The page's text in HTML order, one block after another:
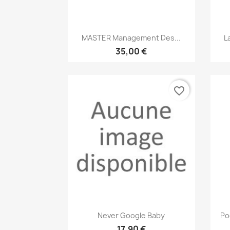
Aperçu rapide
MASTER Management Des...
35,00 €
Aperçu rapide
Never Google Baby
favorite_border